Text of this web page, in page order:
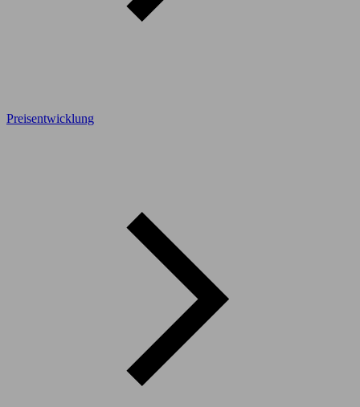
Preisentwicklung